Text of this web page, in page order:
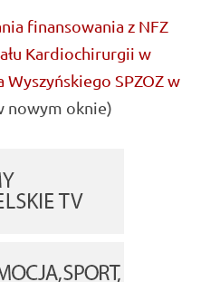
finansowania z NFZ
Kardiochirurgii w
Wyszyńskiego SPZOZ w
nowym oknie)